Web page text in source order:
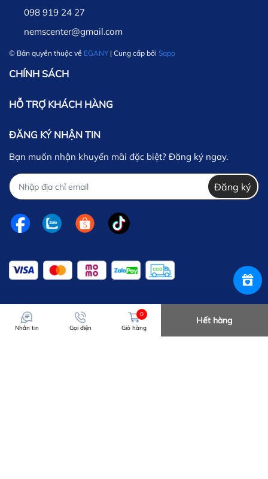
098 919 24 27
nemscenter@gmail.com
© Bản quyền thuộc về EGANY | Cung cấp bởi Sapo
CHÍNH SÁCH
HỖ TRỢ KHÁCH HÀNG
ĐĂNG KÝ NHẬN TIN
Bạn muốn nhận khuyến mãi đặc biệt? Đăng ký ngay.
Đăng ký
Nhắn tin Gọi điện
0
Giỏ hàng
Hết hàng